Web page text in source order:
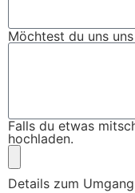
Möchtest du uns
Falls du etwas
hochladen.
Details zum